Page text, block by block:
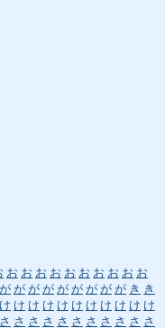
お お お お お お お お お お
が が が が が が が が が き き
け け け け け け け け け け け
さ さ さ さ さ さ さ さ さ さ さ